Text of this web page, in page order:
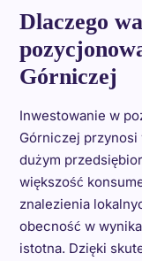
Dlaczego
Górniczej
Inwestowanie w
Górniczej przynosi
dużym
większość
znalezienia
obecność w
istotna. Dzięki